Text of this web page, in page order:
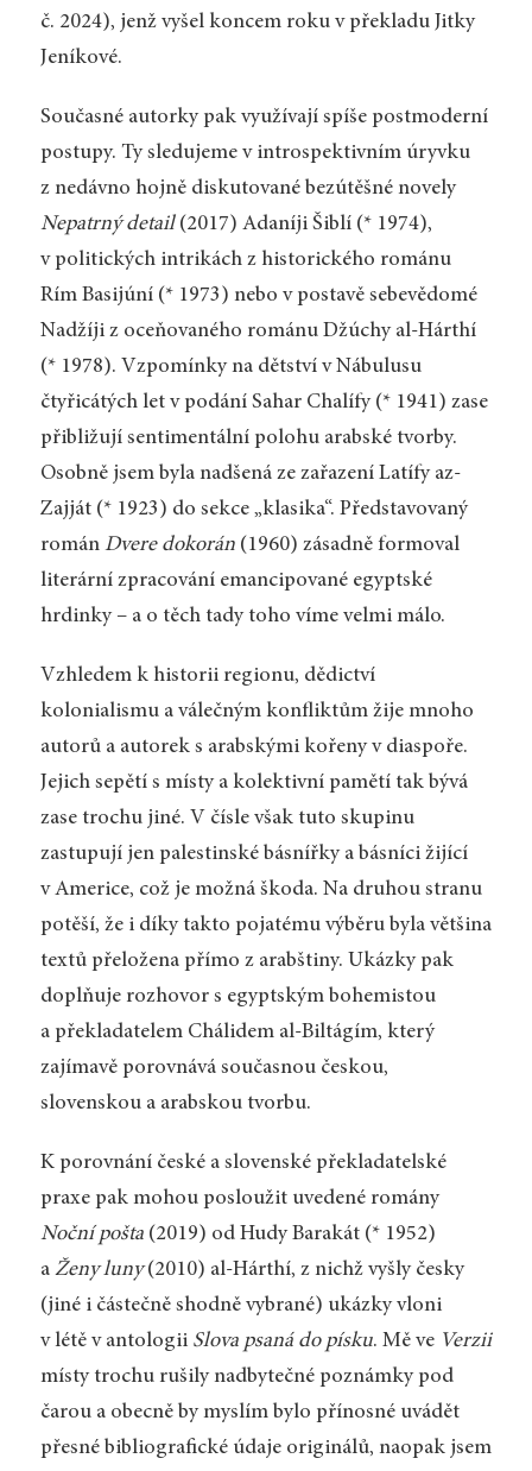
č. 2024), jenž vyšel koncem roku v překladu Jitky
Jeníkové.
Současné autorky pak využívají spíše postmoderní
postupy. Ty sledujeme v introspektivním úryvku
z nedávno hojně diskutované bezútěšné novely
Nepatrný detail(2017) Adaníji Šiblí (* 1974),
v politických intrikách z historického románu
Rím Basijúní (* 1973) nebo v postavě sebevědomé
Nadžíji z oceňovaného románu Džúchy al-Hárthí
(* 1978). Vzpomínky na dětství v Nábulusu
čtyřicátých let v podání Sahar Chalífy (* 1941) zase
přibližují sentimentální polohu arabské tvorby.
Osobně jsem byla nadšená ze zařazení Latífy az-
Zajját (* 1923) do sekce „klasika“. Představovaný
román Dvere dokorán(1960) zásadně formoval
literární zpracování emancipované egyptské
hrdinky – a o těch tady toho víme velmi málo.
Vzhledem k historii regionu, dědictví
kolonialismu a válečným konfliktům žije mnoho
autorů a autorek s arabskými kořeny v diaspoře.
Jejich sepětí s místy a kolektivní pamětí tak bývá
zase trochu jiné. V čísle však tuto skupinu
zastupují jen palestinské básnířky a básníci žijící
v Americe, což je možná škoda. Na druhou stranu
potěší, že i díky takto pojatému výběru byla většina
textů přeložena přímo z arabštiny. Ukázky pak
doplňuje rozhovor s egyptským bohemistou
a překladatelem Chálidem al-Biltágím, který
zajímavě porovnává současnou českou,
slovenskou a arabskou tvorbu.
K porovnání české a slovenské překladatelské
praxe pak mohou posloužit uvedené romány
Noční pošta(2019) od Hudy Barakát (* 1952)
a Ženy luny(2010) al-Hárthí, z nichž vyšly česky
(jiné i částečně shodně vybrané) ukázky vloni
v létě v antologii Slova psaná do písku. Mě ve Verzii
místy trochu rušily nadbytečné poznámky pod
čarou a obecně by myslím bylo přínosné uvádět
přesné bibliografické údaje originálů, naopak jsem